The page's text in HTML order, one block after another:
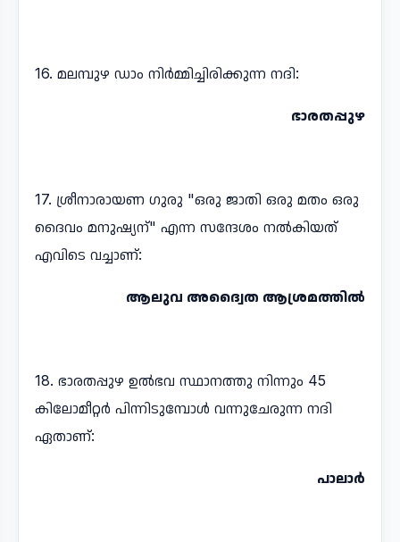
16. മലമ്പുഴ ഡാം നിർമ്മിച്ചിരിക്കുന്ന നദി:
ഭാരതപ്പുഴ
17. ശ്രീനാരായണ ഗുരു "ഒരു ജാതി ഒരു മതം ഒരു
ദൈവം മനുഷ്യന്" എന്ന സന്ദേശം നൽകിയത്
എവിടെ വച്ചാണ്:
ആലുവ അദ്വൈത ആശ്രമത്തിൽ
18. ഭാരതപ്പുഴ ഉൽഭവ സ്ഥാനത്തു നിന്നും 45
കിലോമീറ്റർ പിന്നിടുമ്പോൾ വന്നുചേരുന്ന നദി
ഏതാണ്:
പാലാർ